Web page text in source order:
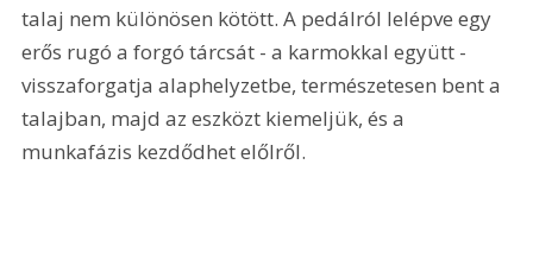
talaj nem különösen kötött. A pedálról lelépve egy
erős rugó a forgó tárcsát - a karmokkal együtt -
visszaforgatja alaphelyzetbe, természetesen bent a
talajban, majd az eszközt kiemeljük, és a
munkafázis kezdődhet előlről.